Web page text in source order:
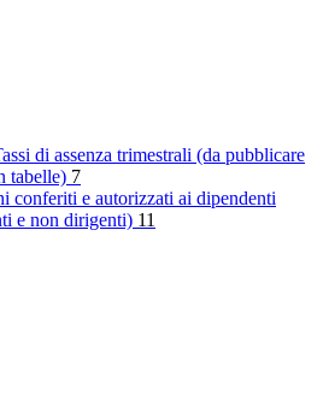
di assenza trimestrali (da pubblicare
tabelle) 7
conferiti e autorizzati ai dipendenti
e non dirigenti) 11